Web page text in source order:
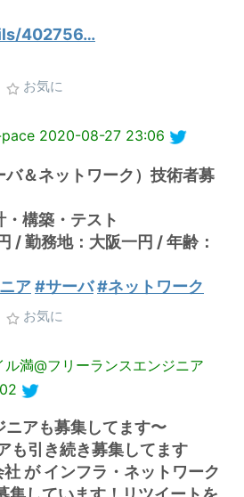
402756…
お気に
2020-08-27 23:06
バ＆ネットワーク）技術者募
構築・テスト
/ 勤務地：大阪一円 / 年齢：
ア#サーバ#ネットワーク
お気に
満@フリーランスエンジニア
ニアも募集してます〜
も引き続き募集してます
が インフラ・ネットワーク